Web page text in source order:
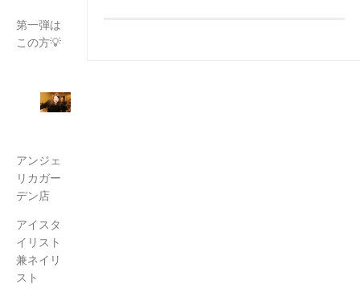
第一弾は
この方💡
アンジェ
リカガー
デン店
アイスタ
イリスト
兼ネイリ
スト